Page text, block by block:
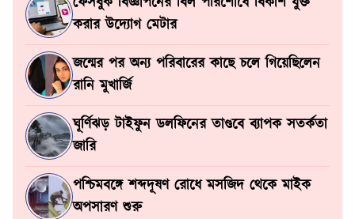
করার উদ্যোগ মেটার
জন্মের পর অন্য পরিবারের কাছে চলে গিয়েছিলেন
রানি মুখার্জি
ঘূর্ণিঝড় টাইফুন ডলফিনের তাণ্ডবে ব্যাপক সতর্কতা
জারি
পশ্চিমবঙ্গে শব্দদূষণ রোধে মসজিদ থেকে মাইক
অপসারণ শুরু